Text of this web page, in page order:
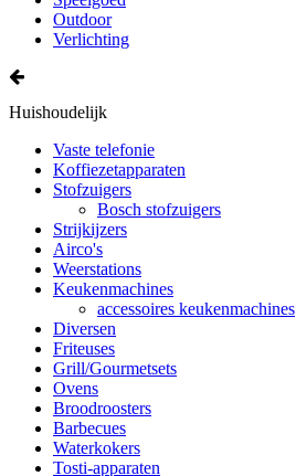
Outdoor
Verlichting
Huishoudelijk
Vaste telefonie
Koffiezetapparaten
Stofzuigers
Bosch stofzuigers
Strijkijzers
Airco's
Weerstations
Keukenmachines
accessoires keukenmachines
Diversen
Friteuses
Grill/Gourmetsets
Ovens
Broodroosters
Barbecues
Waterkokers
Tosti-apparaten